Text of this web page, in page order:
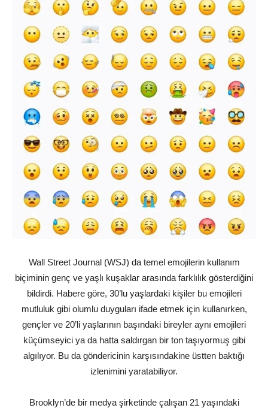
Wall Street Journal (WSJ) da temel emojilerin kullanım
biçiminin genç ve yaşlı kuşaklar arasında farklılık gösterdiğini
bildirdi. Habere göre, 30’lu yaşlardaki kişiler bu emojileri
mutluluk gibi olumlu duyguları ifade etmek için kullanırken,
gençler ve 20’li yaşlarının başındaki bireyler aynı emojileri
küçümseyici ya da hatta saldırgan bir ton taşıyormuş gibi
algılıyor. Bu da göndericinin karşısındakine üstten baktığı
izlenimini yaratabiliyor.
Brooklyn’de bir medya şirketinde çalışan 21 yaşındaki